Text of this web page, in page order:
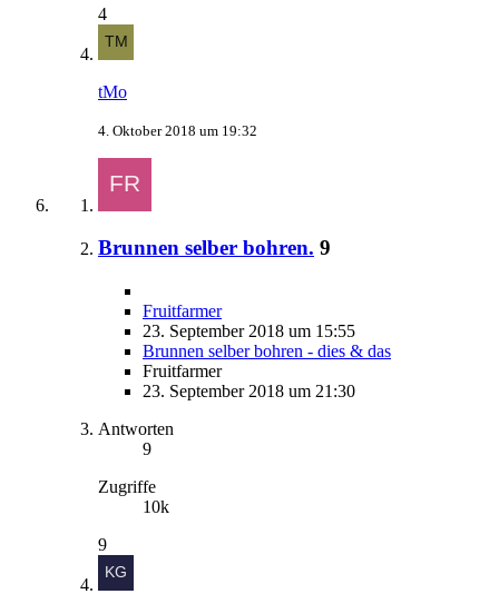
4
tMo
4. Oktober 2018 um 19:32
Brunnen selber bohren. 9
Fruitfarmer
23. September 2018 um 15:55
Brunnen selber bohren - dies & das
Fruitfarmer
23. September 2018 um 21:30
Antworten
9
Zugriffe
10k
9